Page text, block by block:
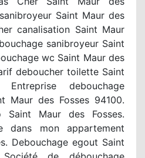
Saint Maur des
canalisation Saint Maur
sanibroyeur Saint
wc Saint Maur des
deboucher toilette Saint
debouchage
Maur des Fosses 94100.
Saint Maur des Fosses.
dans mon appartement
Debouchage egout Saint